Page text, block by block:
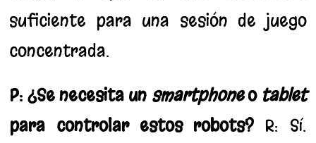
suficiente para una sesión de juego
concentrada.
P: ¿Se necesita un smartphoneo tablet
para controlar estos robots? R: Sí.